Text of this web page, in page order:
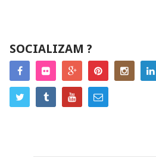
SOCIALIZAM ?